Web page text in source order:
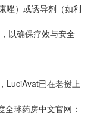
唑）或诱导剂（如利
以确保疗效与安全
已在老挝上
球药房中文官网：